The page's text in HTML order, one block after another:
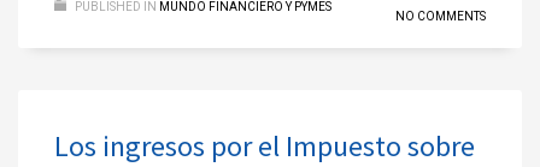
PUBLISHED IN MUNDO FINANCIERO Y PYMES
NO COMMENTS
Los ingresos por el Impuesto sobre